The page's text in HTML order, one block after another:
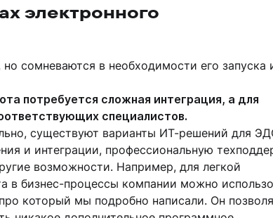
электронного
сомневаются в необходимости его запуска
потребуется сложная интеграция, а для
специалистов.
существуют варианты ИТ-решений для
и интеграции, профессиональную
возможности. Например, для легкой
в бизнес-процессы компании можно
который мы подробно написали. Он